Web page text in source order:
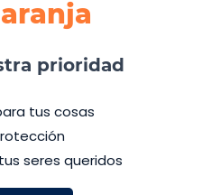
prioridad
tus cosas
seres queridos